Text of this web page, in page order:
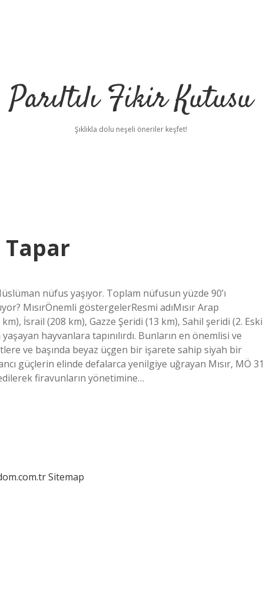
Parıltılı Fikir Kutusu
Şıklıkla dolu neşeli öneriler keşfet!
Tapar
nüfus yaşıyor. Toplam nüfusun yüzde 90’ı
MısırÖnemli göstergelerResmi adıMısır Arap
İsrail (208 km), Gazze Şeridi (13 km), Sahil şeridi (2. Eski
yaşayan hayvanlara tapınılırdı. Bunların en önemlisi ve
ve başında beyaz üçgen bir işarete sahip siyah bir
güçlerin elinde defalarca yenilgiye uğrayan Mısır, MÖ 31
firavunların yönetimine…
Sitemap